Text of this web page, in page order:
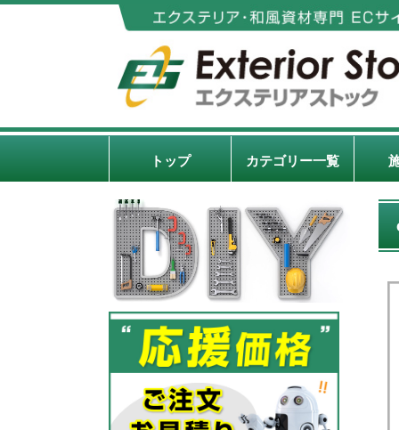
トップ カテゴリー一覧